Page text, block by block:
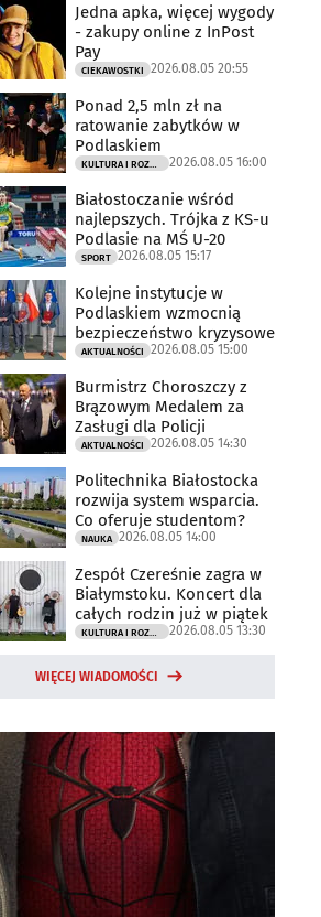
Jedna apka, więcej wygody
- zakupy online z InPost
Pay
CIEKAWOSTKI 2026.08.05 20:55
Ponad 2,5 mln zł na
ratowanie zabytków w
Podlaskiem
2026.08.05 16:00
Białostoczanie wśród
najlepszych. Trójka z KS-u
Podlasie na MŚ U-20
SPORT 2026.08.05 15:17
Kolejne instytucje w
Podlaskiem wzmocnią
bezpieczeństwo kryzysowe
AKTUALNOŚCI 2026.08.05 15:00
Burmistrz Choroszczy z
Brązowym Medalem za
Zasługi dla Policji
AKTUALNOŚCI 2026.08.05 14:30
Politechnika Białostocka
rozwija system wsparcia.
Co oferuje studentom?
NAUKA 2026.08.05 14:00
Zespół Czereśnie zagra w
Białymstoku. Koncert dla
całych rodzin już w piątek
2026.08.05 13:30
WIĘCEJ WIADOMOŚCI